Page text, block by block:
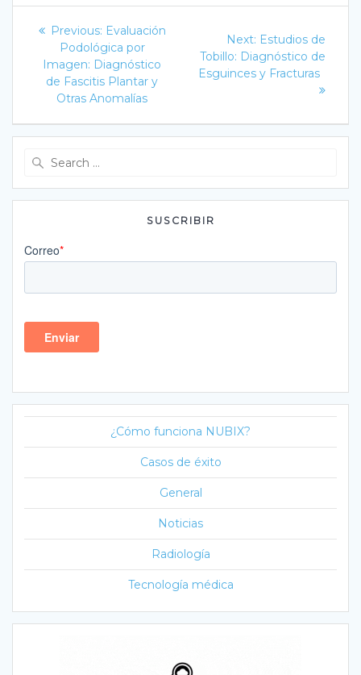
Navegación
entradas
Previous: Previous
post:
Evaluación
Podológica por
Imagen: Diagnóstico
de Fascitis Plantar y
Otras Anomalías
Next: Next
post:
Estudios de
Tobillo: Diagnóstico de
Esguinces y Fracturas
SUSCRIBIR
¿Cómo funciona NUBIX?
Casos de éxito
General
Noticias
Radiología
Tecnología médica